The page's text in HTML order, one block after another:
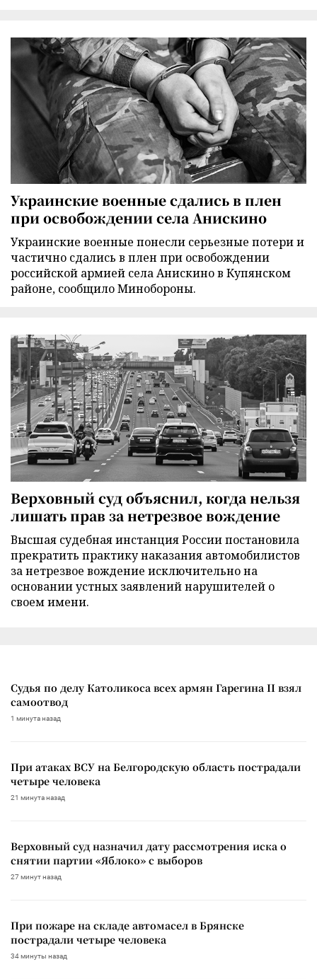
Украинские военные сдались в плен
при освобождении села Анискино
Украинские военные понесли серьезные потери и
частично сдались в плен при освобождении
российской армией села Анискино в Купянском
районе, сообщило Минобороны.
Верховный суд объяснил, когда нельзя
лишать прав за нетрезвое вождение
Высшая судебная инстанция России постановила
прекратить практику наказания автомобилистов
за нетрезвое вождение исключительно на
основании устных заявлений нарушителей о
своем имени.
Судья по делу Католикоса всех армян Гарегина II взял
самоотвод
1 минута назад
При атаках ВСУ на Белгородскую область пострадали
четыре человека
21 минута назад
Верховный суд назначил дату рассмотрения иска о
снятии партии «Яблоко» с выборов
27 минут назад
При пожаре на складе автомасел в Брянске
пострадали четыре человека
34 минуты назад